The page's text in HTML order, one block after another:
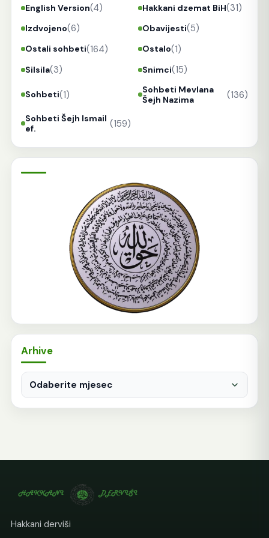
English Version(4) Hakkani dzemat BiH(31)
Izdvojeno(6) Obavijesti(5)
Ostali sohbeti(164) Ostalo(1)
Silsila(3) Snimci(15)
Sohbeti(1)
Sohbeti Mevlana
Šejh Nazima
(136)
Sohbeti Šejh Ismail
ef.
(159)
Arhive
Arhive
Hakkani derviši